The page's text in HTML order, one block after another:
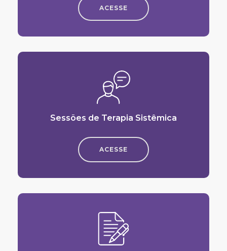
ACESSE
Sessões de Terapia Sistêmica
ACESSE